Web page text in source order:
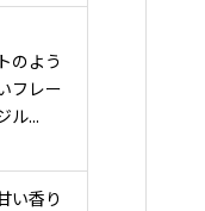
のよう
フレー
ル...
い香り